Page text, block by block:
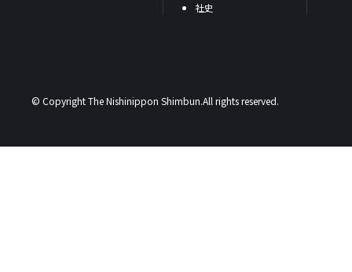
社史
© Copyright The Nishinippon Shimbun.All rights reserved.